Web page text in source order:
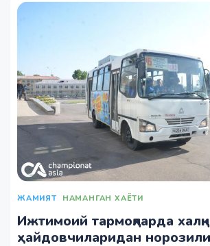
ЖАМИЯТ НАМАНГАН ХАЁТИ
Ижтимоий тармоқларда
ҳайдовчиларидан